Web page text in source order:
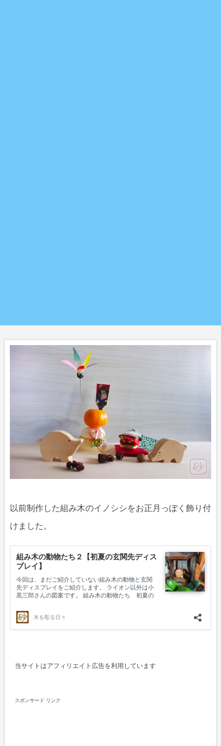
以前制作した組み木のイノシシをお正月っぽく飾り付
けました。
当サイトはアフィリエイト広告を利用しています
スポンサード リンク